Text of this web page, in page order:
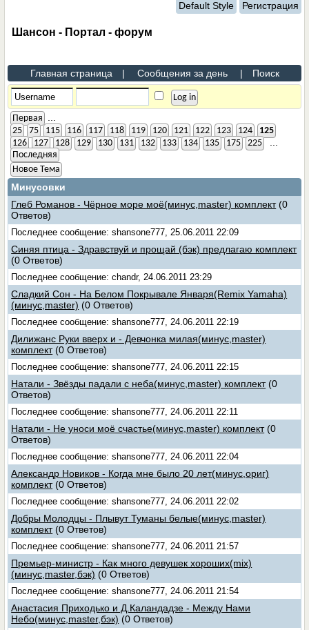
Default Style Регистрация
Шансон - Портал - форум
Главная страница | Сообщения за день | Поиск
Первая
25 75 115 116 117 118 119 120 121 122 123 124
125
126
127 128 129 130 131 132 133 134 135 175 225
Последняя
Новое Тема
Минусовки
Глеб Романов - Чёрное море моё(минус,master) комплект (0
Ответов)
Последнее сообщение: shansone777, 25.06.2011 22:09
Синяя птица - Здравствуй и прощай (бэк) предлагаю комплект
(0 Ответов)
Последнее сообщение: chandr, 24.06.2011 23:29
Сладкий Сон - На Белом Покрывале Января(Remix Yamaha)
(минус,master) (0 Ответов)
Последнее сообщение: shansone777, 24.06.2011 22:19
Дилижанс Руки вверх и - Девчонка милая(минус,master)
комплект (0 Ответов)
Последнее сообщение: shansone777, 24.06.2011 22:15
Натали - Звёзды падали с неба(минус,master) комплект (0
Ответов)
Последнее сообщение: shansone777, 24.06.2011 22:11
Натали - Не уноси моё счастье(минус,master) комплект (0
Ответов)
Последнее сообщение: shansone777, 24.06.2011 22:04
Александр Новиков - Когда мне было 20 лет(минус,ориг)
комплект (0 Ответов)
Последнее сообщение: shansone777, 24.06.2011 22:02
Добры Молодцы - Плывут Туманы белые(минус,master)
комплект (0 Ответов)
Последнее сообщение: shansone777, 24.06.2011 21:57
Премьер-министр - Как много девушек хороших(mix)
(минус,master,бэк) (0 Ответов)
Последнее сообщение: shansone777, 24.06.2011 21:54
Анастасия Приходько и Д.Каландадзе - Между Нами
Небо(минус,master,бэк) (0 Ответов)